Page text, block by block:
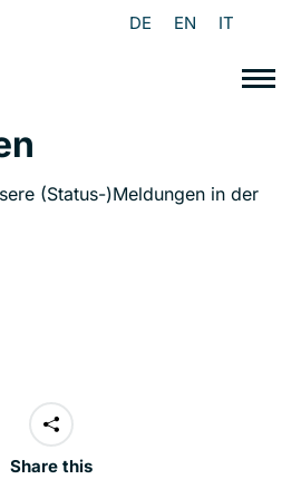
DE EN IT
(Status-)Meldungen in der
Share this